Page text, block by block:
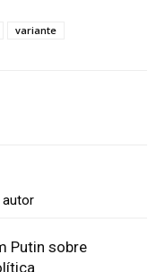
variante
autor
Putin sobre